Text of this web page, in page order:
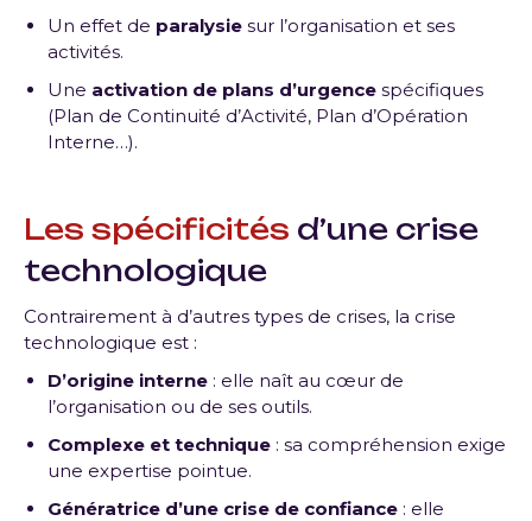
Un effet de paralysie sur l’organisation et ses
activités.
Une activation de plans d’urgence spécifiques
(Plan de Continuité d’Activité, Plan d’Opération
Interne…).
Les spécificités d’une crise
technologique
Contrairement à d’autres types de crises, la crise
technologique est :
D’origine interne : elle naît au cœur de
l’organisation ou de ses outils.
Complexe et technique : sa compréhension exige
une expertise pointue.
Génératrice d’une crise de confiance : elle